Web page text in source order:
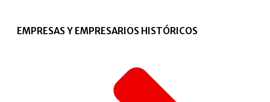
EMPRESAS Y EMPRESARIOS HISTÓRICOS